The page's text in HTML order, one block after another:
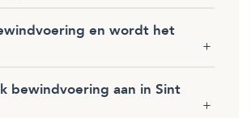
en wordt het
bewindvoering aan in Sint